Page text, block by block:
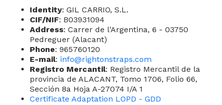
Identity: GIL CARRIO, S.L.
CIF/NIF: B03931094
Address: Carrer de l'Argentina, 6 - 03750
Pedreguer (Alacant)
Phone: 965760120
E-mail: info@rightonstraps.com
Registro Mercantil: Registro Mercantil de la
provincia de ALACANT, Tomo 1706, Folio 66,
Sección 8a Hoja A-27074 I/A 1
Certificate Adaptation LOPD - GDD